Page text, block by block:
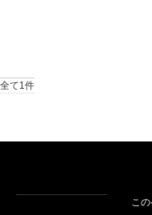
全て1件
こ